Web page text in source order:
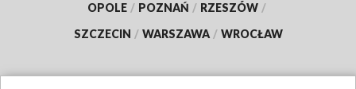
OPOLE / POZNAŃ / RZESZÓW /
SZCZECIN / WARSZAWA / WROCŁAW